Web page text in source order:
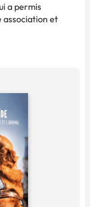
a permis
association et